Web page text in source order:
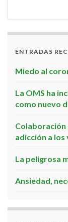
ENTRADAS
Miedo al
La OMS ha
como nuevo
Colaboración
adicción a
La peligrosa
Ansiedad,